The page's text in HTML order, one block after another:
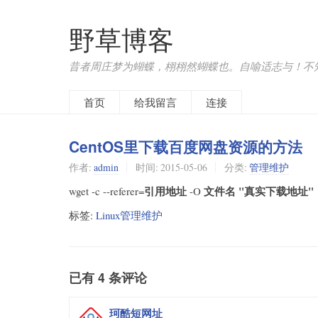
野草博客
昔者周庄梦为蝴蝶，栩栩然蝴蝶也。自喻适志与！不
首页
给我留言 连接
CentOS里下载百度网盘资源的方法
作者: admin 时间: 2015-05-06 分类: 管理维护
wget -c --referer=引用地址 -O 文件名 "真实下载地址"
标签: Linux管理维护
已有 4 条评论
珂酷短网址